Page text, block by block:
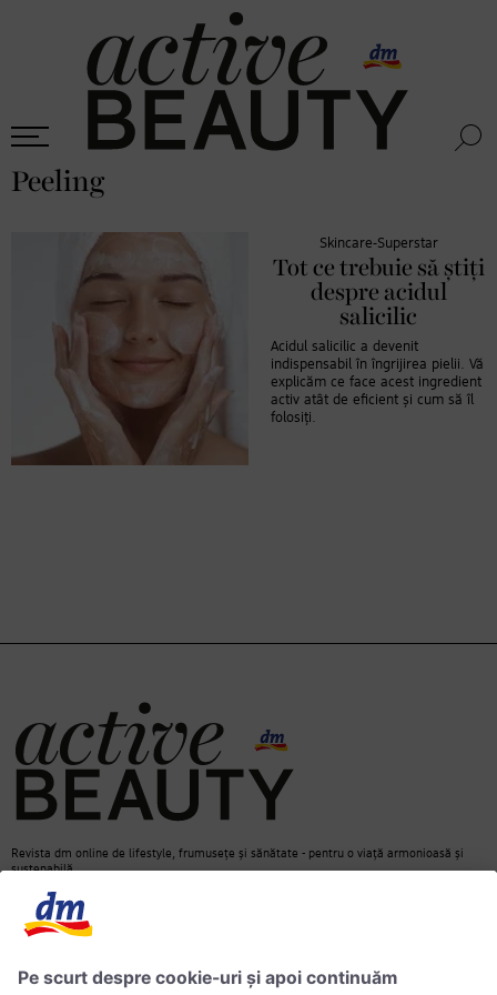
Peeling
Skincare-Superstar
Tot ce trebuie să știți
despre acidul
salicilic
Acidul salicilic a devenit
indispensabil în îngrijirea pielii. Vă
explicăm ce face acest ingredient
activ atât de eficient și cum să îl
folosiți.
Revista dm online de lifestyle, frumusețe și sănătate - pentru o viață armonioasă și
sustenabilă.